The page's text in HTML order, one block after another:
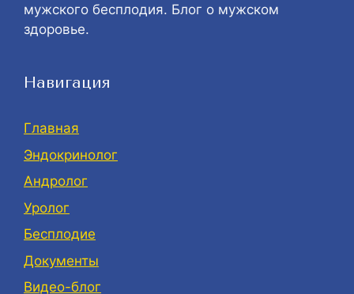
мужского бесплодия. Блог о мужском
здоровье.
Навигация
Главная
Эндокринолог
Андролог
Уролог
Бесплодие
Документы
Видео-блог